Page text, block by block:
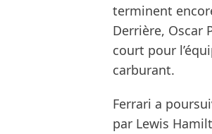
terminent
Derrière, Oscar
court pour
carburant.
Ferrari a
par Lewis